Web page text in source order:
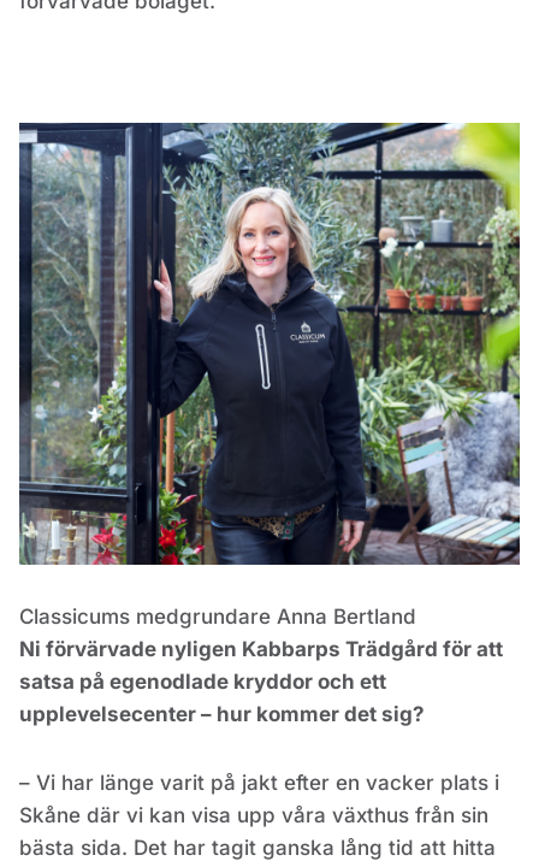
Classicums medgrundare Anna Bertland
Ni förvärvade nyligen Kabbarps Trädgård för att
satsa på egenodlade kryddor och ett
upplevelsecenter – hur kommer det sig?
– Vi har länge varit på jakt efter en vacker plats i
Skåne där vi kan visa upp våra växthus från sin
bästa sida. Det har tagit ganska lång tid att hitta